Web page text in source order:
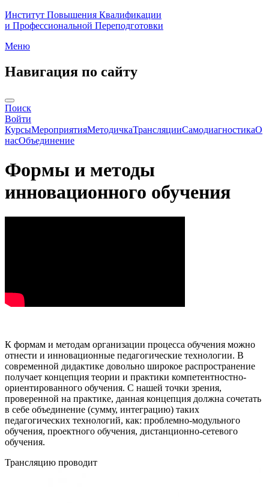
Институт Повышения Квалификации
и Профессиональной Переподготовки
Меню
Навигация по сайту
Поиск
Войти
КурсыМероприятияМетодичкаТрансляцииСамодиагностикаО
насОбъединение
Формы и методы
инновационного обучения
К формам и методам организации процесса обучения можно
отнести и инновационные педагогические технологии. В
современной дидактике довольно широкое распространение
получает концепция теории и практики компетентностно-
ориентированного обучения. С нашей точки зрения,
проверенной на практике, данная концепция должна сочетать
в себе объединение (сумму, интеграцию) таких
педагогических технологий, как: проблемно-модульного
обучения, проектного обучения, дистанционно-сетевого
обучения.
Трансляцию проводит